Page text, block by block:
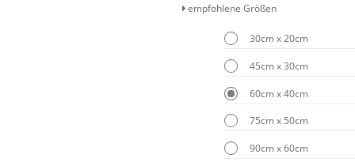
empfohlene Größen
30cm x 20cm
45cm x 30cm
60cm x 40cm
75cm x 50cm
90cm x 60cm